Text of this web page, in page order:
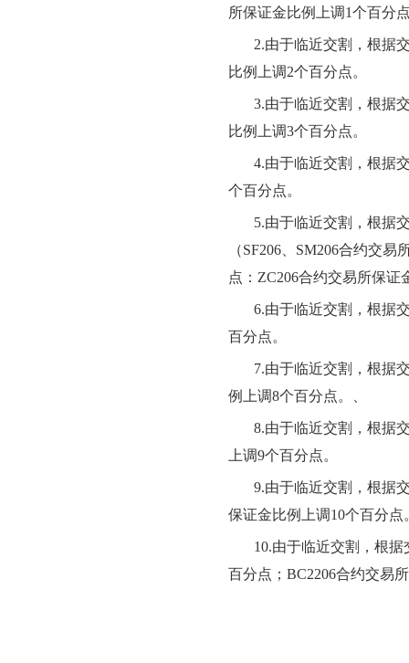
所保证金比例上调1个百分
2.由于临近交割，根据
比例上调2个百分点。
3.由于临近交割，根据
比例上调3个百分点。
4.由于临近交割，根据
个百分点。
5.由于临近交割，根据
（SF206、SM206合约交易
点 ： ZC206合约交易所保证
6.由于临近交割，根据
百分点。
7.由于临近交割，根据
例上调8个百分点。
8.由于临近交割，根据
上调9个百分点。
9.由于临近交割，根据
保证金比例上调10个百分点
10.由于临近交割，根
百分点；BC2206合约交易